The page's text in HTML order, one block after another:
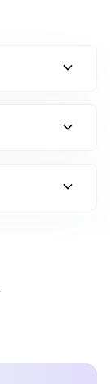
expand_more
expand_more
expand_more